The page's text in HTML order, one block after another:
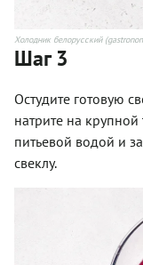
Холодник белорусский
Шаг 3
Остудите готовую
натрите на
питьевой водой и
свеклу.